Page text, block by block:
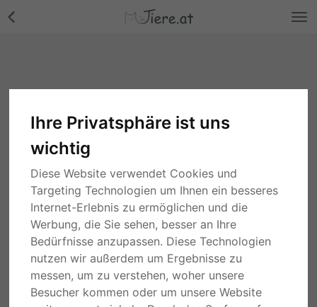
Ihre Privatsphäre ist uns
wichtig
Diese Website verwendet Cookies und
Targeting Technologien um Ihnen ein besseres
Internet-Erlebnis zu ermöglichen und die
Werbung, die Sie sehen, besser an Ihre
Bedürfnisse anzupassen. Diese Technologien
nutzen wir außerdem um Ergebnisse zu
messen, um zu verstehen, woher unsere
Besucher kommen oder um unsere Website